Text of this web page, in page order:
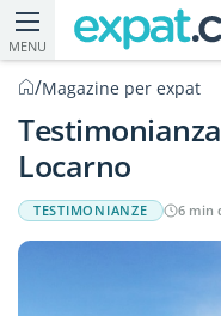
MENU
/Magazine per expat
Locarno
TESTIMONIANZE 6 min